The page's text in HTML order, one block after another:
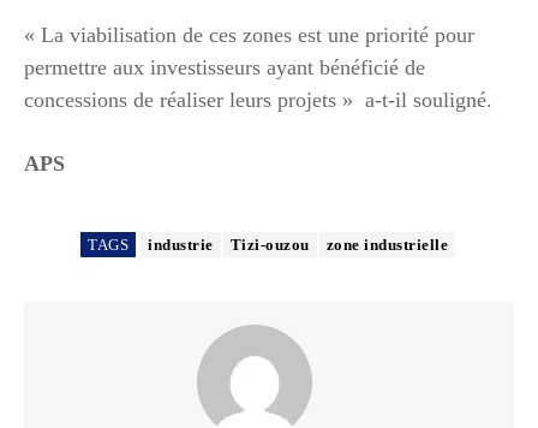
« La viabilisation de ces zones est une priorité pour
permettre aux investisseurs ayant bénéficié de
concessions de réaliser leurs projets » a-t-il souligné.
APS
TAGS industrie Tizi-ouzou zone industrielle